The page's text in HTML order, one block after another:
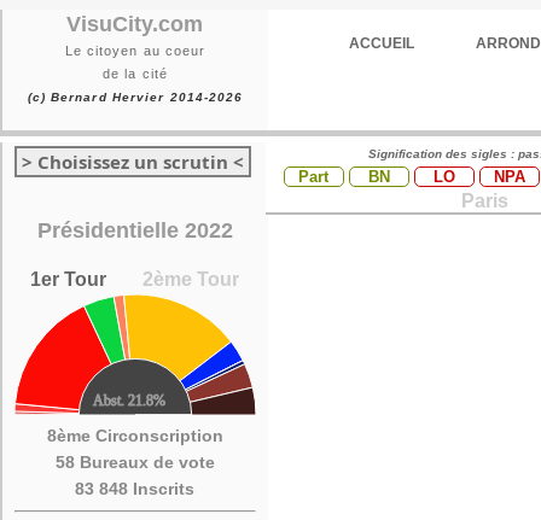
VisuCity.com
Le citoyen au coeur
de la cité
(c) Bernard Hervier 2014-2026
ACCUEIL
> Choisissez un scrutin <
Présidentielle 2022
1er Tour 2ème Tour
8ème Circonscription
58 Bureaux de vote
83 848 Inscrits
Signification des sigles :
Part BN LO NPA
Paris